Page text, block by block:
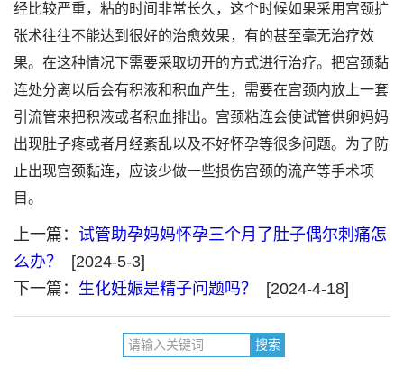
经比较严重，粘的时间非常长久，这个时候如果采用宫颈扩
张术往往不能达到很好的治愈效果，有的甚至毫无治疗效
果。在这种情况下需要采取切开的方式进行治疗。把宫颈黏
连处分离以后会有积液和积血产生，需要在宫颈内放上一套
引流管来把积液或者积血排出。宫颈粘连会使试管供卵妈妈
出现肚子疼或者月经紊乱以及不好怀孕等很多问题。为了防
止出现宫颈黏连，应该少做一些损伤宫颈的流产等手术项
目。
上一篇： 试管助孕妈妈怀孕三个月了肚子偶尔刺痛怎
么办？
[2024-5-3]
下一篇： 生化妊娠是精子问题吗？ [2024-4-18]